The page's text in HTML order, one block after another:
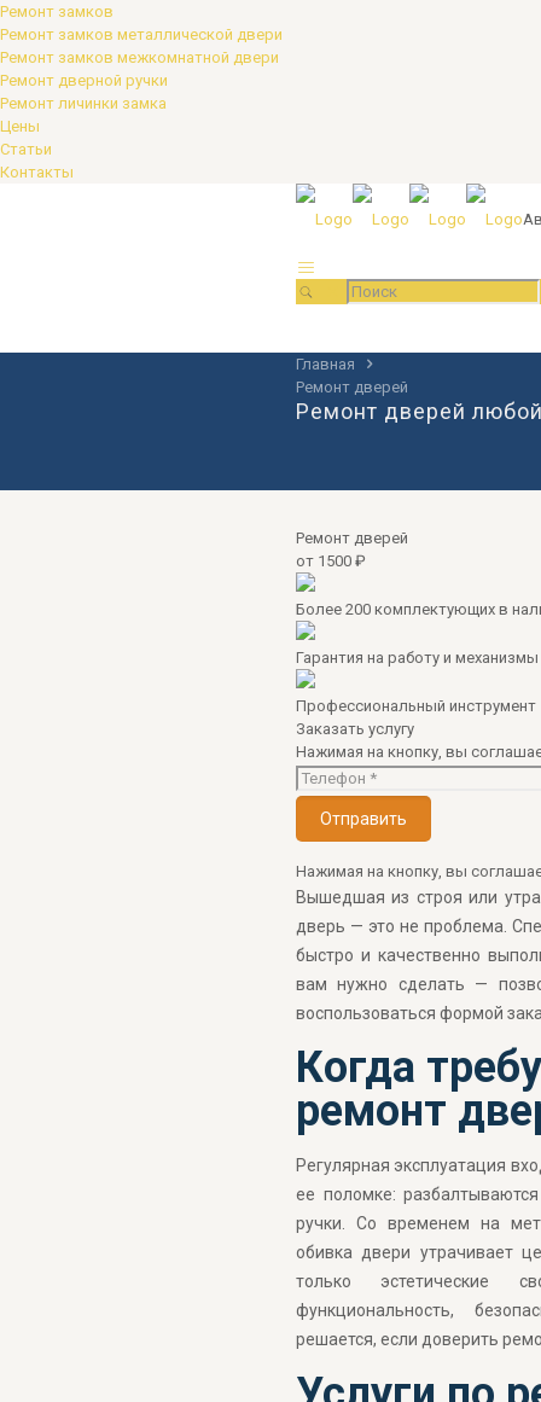
Ремонт замков
Ремонт замков металлической двери
Ремонт замков межкомнатной двери
Ремонт дверной ручки
Ремонт личинки замка
Цены
Статьи
Контакты
Главная
Ремонт дверей
Ремонт дверей
Ремонт дверей
от 1500 ₽
Более 200 комплектующих в
Гарантия на работу и
Профессиональный инструмент
Заказать услугу
Нажимая на кнопку, вы
Нажимая на кнопку, вы
Вышедшая из строя или
дверь — это не проблема.
быстро и качественно
вам нужно сделать —
воспользоваться формой
Когда
ремонт
Регулярная эксплуатация
ее поломке:
ручки. Со временем на
обивка двери утрачивает
только эстетические
функциональность,
решается, если доверить